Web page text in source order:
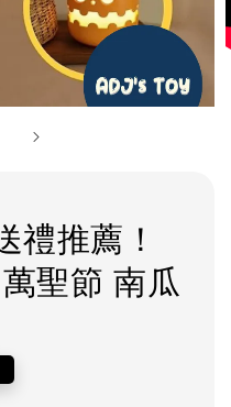
禮推薦！
聖節 南瓜